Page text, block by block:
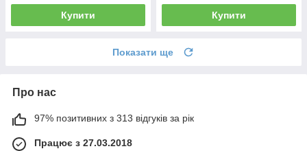
Купити Купити
Показати ще
Про нас
97% позитивних з 313 відгуків за рік
Працює з 27.03.2018